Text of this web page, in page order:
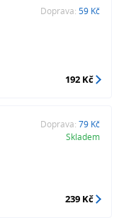
Doprava: 59 Kč
192 Kč
Doprava: 79 Kč
Skladem
239 Kč